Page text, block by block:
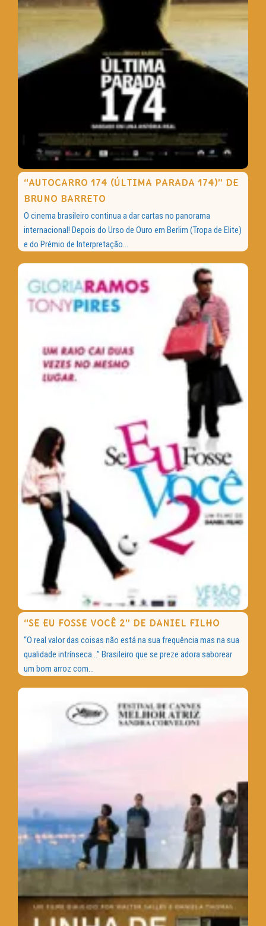
“AUTOCARRO 174 (ÚLTIMA PARADA 174)” DE
BRUNO BARRETO
O cinema brasileiro continua a dar cartas no panorama
internacional! Depois do Urso de Ouro em Berlim (Tropa de Elite)
e do Prémio de Interpretação...
“SE EU FOSSE VOCÊ 2” DE DANIEL FILHO
“O real valor das coisas não está na sua frequência mas na sua
qualidade intrínseca…” Brasileiro que se preze adora saborear
um bom arroz com...